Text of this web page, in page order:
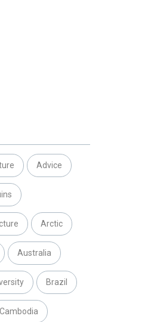
Advice
Arctic
Australia
Brazil
Cambodia